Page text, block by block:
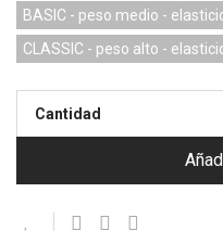
BASIC - peso medio -
CLASSIC - peso alto -
Cantidad